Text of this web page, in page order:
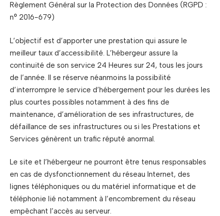
Règlement Général sur la Protection des Données (RGPD :
n° 2016-679)
L’objectif est d’apporter une prestation qui assure le
meilleur taux d’accessibilité. L’hébergeur assure la
continuité de son service 24 Heures sur 24, tous les jours
de l’année. Il se réserve néanmoins la possibilité
d’interrompre le service d’hébergement pour les durées les
plus courtes possibles notamment à des fins de
maintenance, d’amélioration de ses infrastructures, de
défaillance de ses infrastructures ou si les Prestations et
Services génèrent un trafic réputé anormal.
Le site et l’hébergeur ne pourront être tenus responsables
en cas de dysfonctionnement du réseau Internet, des
lignes téléphoniques ou du matériel informatique et de
téléphonie lié notamment à l’encombrement du réseau
empêchant l’accès au serveur.